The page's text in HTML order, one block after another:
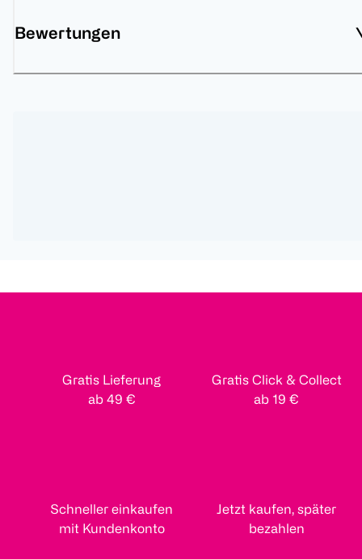
Bewertungen
Gratis Lieferung
ab 49 €
Gratis Click & Collect
ab 19 €
Schneller einkaufen
mit Kundenkonto
Jetzt kaufen, später
bezahlen